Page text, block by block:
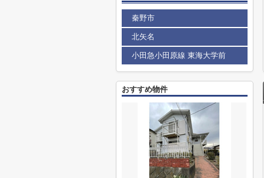
秦野市
北矢名
小田急小田原線 東海大学前
おすすめ物件